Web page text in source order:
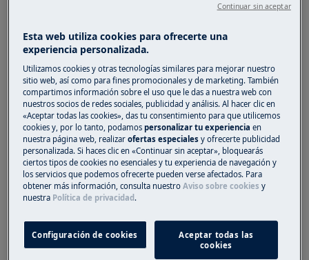
Usa guantes de seguridad si realizas trabajos de
mantenimiento o reparación que involucren
correas.
¡ADVERTENCIA!PELIGRO DE ASFIXIA
Piezas pequeñas no aptas para niños menores
de 3 años. Mantenga todas las piezas pequeñas
y el embalaje fuera del alcance de los niños.
Solo los adultos deben usar o instalar el
producto.
Esta web utiliza cookies para ofrecerte una
experiencia personalizada.
Utilizamos cookies y otras tecnologías similares para mejorar nuestro
sitio web, así como para fines promocionales y de marketing. También
compartimos información sobre el uso que le das a nuestra web con
nuestros socios de redes sociales, publicidad y análisis. Al hacer clic en
«Aceptar todas las cookies», das tu consentimiento para que utilicemos
cookies y, por lo tanto, podamospersonalizar tu experienciaen
nuestra página web, realizarofertas especiales y ofrecerte publicidad
personalizada. Si haces clic en «Continuar sin aceptar», bloquearás
ciertos tipos de cookies no esenciales y tu experiencia de navegación y
los servicios que podemos ofrecerte pueden verse afectados. Para
obtener más información, consulta nuestroAviso sobre cookies y
nuestra Política de privacidad.
Configuración de cookies
Aceptar todas las
cookies
Continuar sin aceptar